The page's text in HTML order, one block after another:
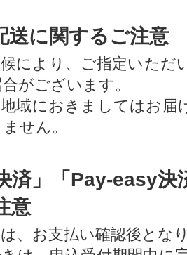
送に関するご注意
により、ご指定いただ
がございます。
域におきましてはお届
せん。
済」「Pay-easy決
意
、お支払い確認後とな